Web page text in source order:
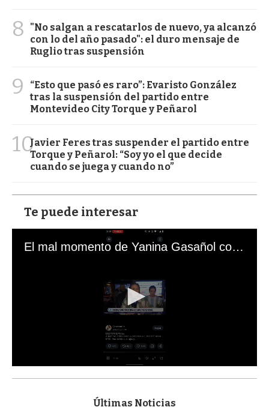
8
"No salgan a rescatarlos de nuevo, ya alcanzó
con lo del año pasado": el duro mensaje de
Ruglio tras suspensión
9
“Esto que pasó es raro”: Evaristo González
tras la suspensión del partido entre
Montevideo City Torque y Peñarol
10Javier Feres tras suspender el partido entre
Torque y Peñarol: “Soy yo el que decide
cuando se juega y cuando no”
Te puede interesar
El mal momento de Yanina Gasañol con un hincha argentino en "Subrayado"
s
Últimas Noticias